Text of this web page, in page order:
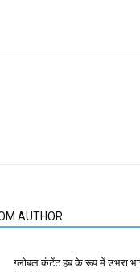
AUTHOR
ग्लोबल कंटेंट हब के रूप में उभरा